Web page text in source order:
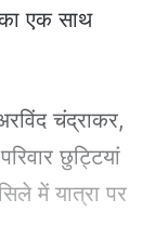
एक साथ
चंद्राकर,
छुट्टियां
में यात्रा पर